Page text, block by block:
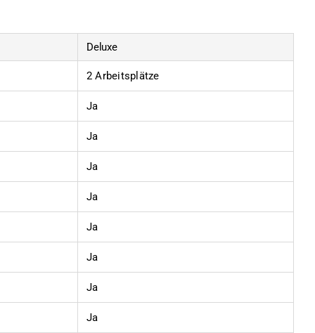
Deluxe
2 Arbeitsplätze
Ja
Ja
Ja
Ja
Ja
Ja
Ja
Ja